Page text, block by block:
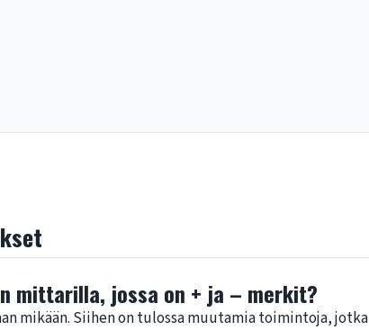
mittarilla, jossa on + ja – merkit?
mikään. Siihen on tulossa muutamia toimintoja, jotka